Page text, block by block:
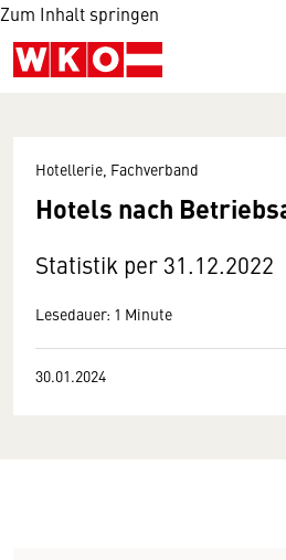
Zum Inhalt springen
Hotellerie, Fachverband
Hotels nach
Statistik per 31.12.2022
Lesedauer: 1 Minute
30.01.2024